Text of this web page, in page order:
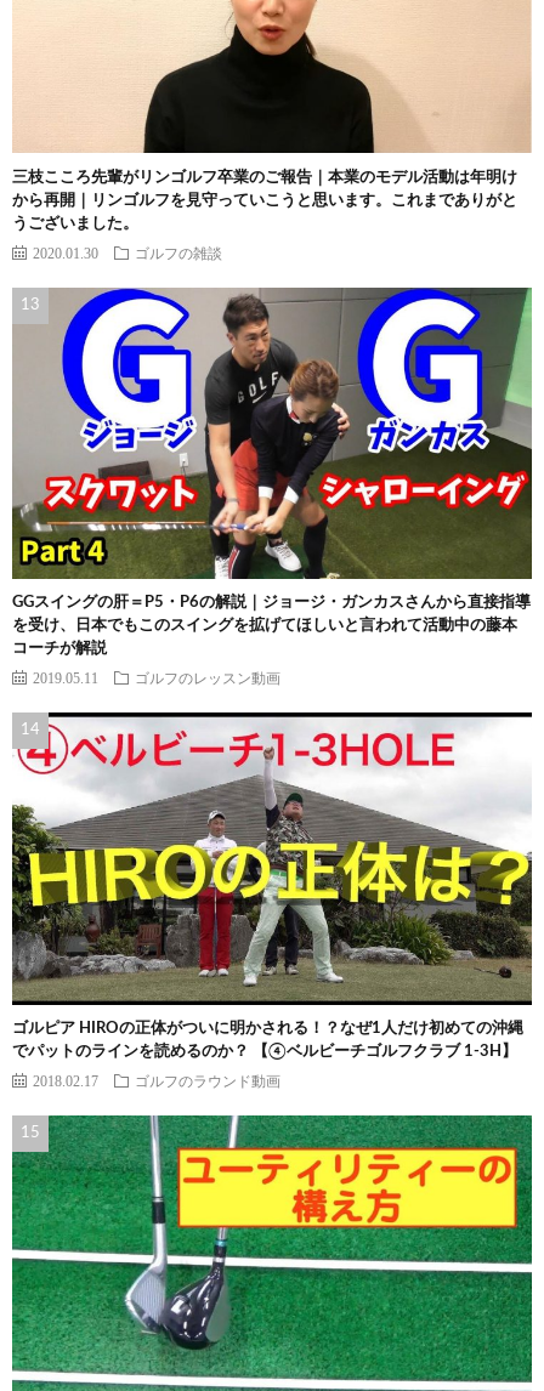
三枝こころ先輩がリンゴルフ卒業のご報告｜本業のモデル活動は年明け
から再開｜リンゴルフを見守っていこうと思います。これまでありがと
うございました。
2020.01.30 ゴルフの雑談
GGスイングの肝＝P5・P6の解説｜ジョージ・ガンカスさんから直接指導
を受け、日本でもこのスイングを拡げてほしいと言われて活動中の藤本
コーチが解説
2019.05.11 ゴルフのレッスン動画
ゴルピア HIROの正体がついに明かされる！？なぜ1人だけ初めての沖縄
でパットのラインを読めるのか？ 【④ベルビーチゴルフクラブ 1-3H】
2018.02.17 ゴルフのラウンド動画